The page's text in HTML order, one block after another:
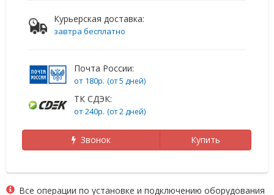
Курьерская доставка:
завтра бесплатно
Почта России:
от 180р. (от 5 дней)
ТК СДЭК:
от 240р. (от 2 дней)
Звонок Купить
Все операции по установке и подключению оборудования